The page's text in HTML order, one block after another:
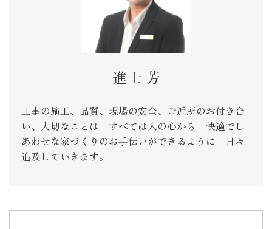
進士 芳
工事の施工、品質、現場の安全、ご近所のお付き合
い、大切なことは すべては人の心から 快適でし
あわせな家づくりのお手伝いができるように 日々
追及していきます。